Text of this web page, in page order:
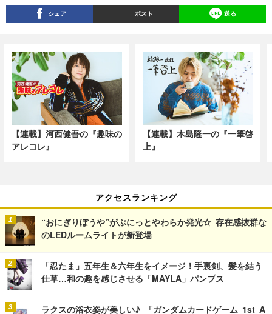
シェア ポスト 送る
【連載】河西健吾の『趣味の
アレコレ』
【連載】木島隆一の『一筆啓
上』
アクセスランキング
“おにぎりぼうや”がぷにっとやわらか発光☆ 存在感抜群な
のLEDルームライトが新登場
「忍たま」五年生＆六年生をイメージ！手裏剣、髪を結う
仕草…和の趣を感じさせる「MAYLA」パンプス
ラクスの浴衣姿が美しい♪ 「ガンダムカードゲーム 1st A